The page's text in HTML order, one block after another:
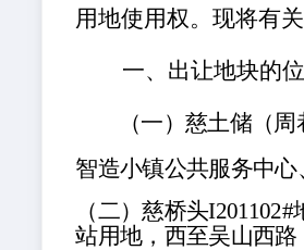
用地使用权。现将有
一、出让地块的
（一）慈土储（周
智造小镇公共服务中心
（二）慈桥头I201102#
站用地，西至吴山西路